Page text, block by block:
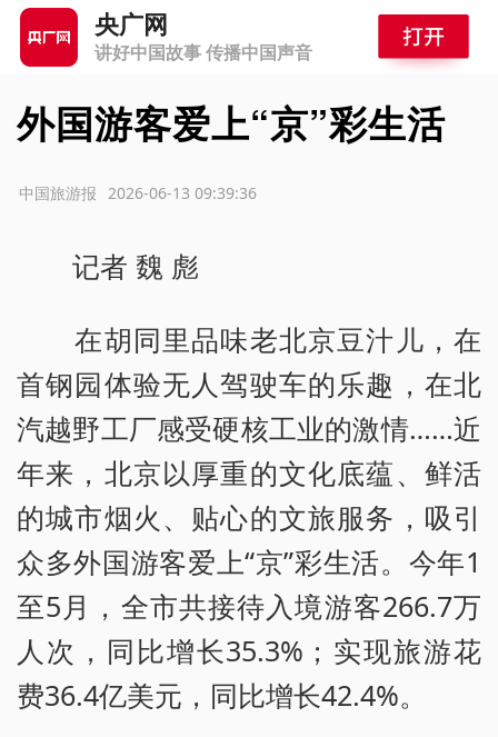
央广网
讲好中国故事 传播中国声音
外国游客爱上“京”彩生活
2026-06-13 09:39:36
中国旅游报
记者 魏 彪
在胡同里品味老北京豆汁儿，在
首钢园体验无人驾驶车的乐趣，在北
汽越野工厂感受硬核工业的激情……近
年来，北京以厚重的文化底蕴、鲜活
的城市烟火、贴心的文旅服务，吸引
众多外国游客爱上“京”彩生活。今年1
至5月，全市共接待入境游客266.7万
人次，同比增长35.3%；实现旅游花
费36.4亿美元，同比增长42.4%。